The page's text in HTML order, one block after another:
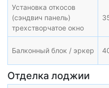
Установка откосов
(сэндвич панель)
трехстворчатое окно
Балконный блок / эркер
Отделка лоджии